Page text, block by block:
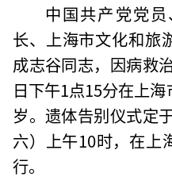
中国共产党党
长、上海市文化和旅
成志谷同志，因病救
日下午1点15分在上
岁。遗体告别仪式定
六）上午10时，在上
行。